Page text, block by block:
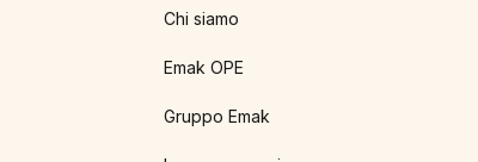
Chi siamo
Emak OPE
Gruppo Emak